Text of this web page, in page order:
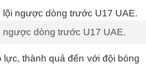
ngược dòng trước U17 UAE.
lực, thành quả đến với đội bóng